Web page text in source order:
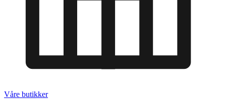
Våre butikker